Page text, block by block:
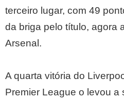
terceiro lugar, com 49
da briga pelo título, agora
Arsenal.
A quarta vitória do
Premier League o levou a